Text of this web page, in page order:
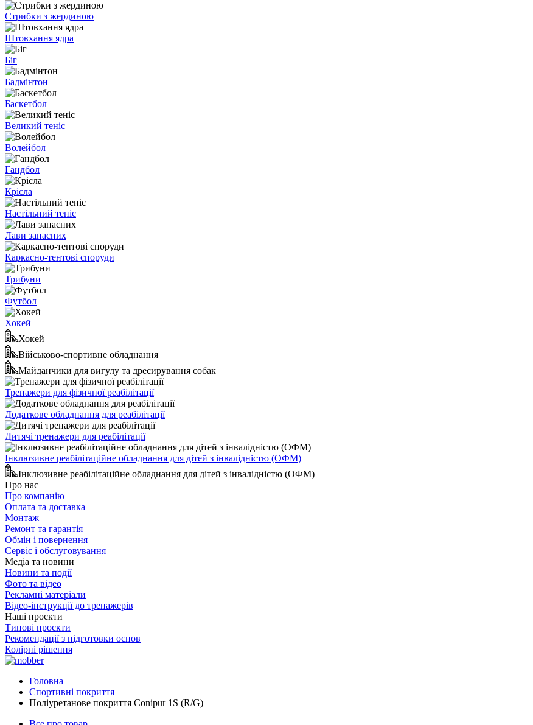
Стрибки з жердиною
Штовхання ядра
Біг
Бадмінтон
Баскетбол
Великий теніс
Волейбол
Гандбол
Крісла
Настільний теніс
Лави запасних
Каркасно-тентові споруди
Трибуни
Футбол
Хокей
Хокей
Військово-спортивне обладнання
Майданчики для вигулу та дресирування собак
Тренажери для фізичної реабілітації
Додаткове обладнання для реабілітації
Дитячі тренажери для реабілітації
Інклюзивне реабілітаційне обладнання для дітей з інвалідністю (ОФМ)
Інклюзивне реабілітаційне обладнання для дітей з інвалідністю (ОФМ)
Про нас
Про компанію
Оплата та доставка
Монтаж
Ремонт та гарантія
Обмін і повернення
Сервіс і обслуговування
Медіа та новини
Новини та події
Фото та відео
Рекламні матеріали
Відео-інструкції до тренажерів
Наші проєкти
Типові проєкти
Рекомендації з підготовки основ
Колірні рішення
Головна
Спортивні покриття
Поліуретанове покриття Conipur 1S (R/G)